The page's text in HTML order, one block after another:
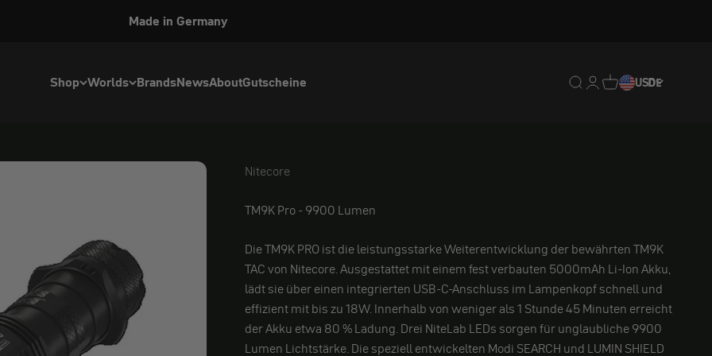
Made in Germany
Shop Worlds BrandsNewsAboutGutscheine Translation missing:
Translation missing:
Translation
USDDE
Nitecore
Nitecore
TM9K Pro - 9900 Lumen
Die TM9K PRO ist die leistungsstarke Weiterentwicklung der bewährten TM9K
TAC von Nitecore. Ausgestattet mit einem fest verbauten 5000mAh Li-Ion Akku,
lädt sie über einen integrierten USB-C-Anschluss im Lampenkopf schnell und
effizient mit bis zu 18W. Innerhalb von weniger als 1 Stunde 45 Minuten erreicht
der Akku etwa 80 % Ladung. Drei NiteLab LEDs sorgen für unglaubliche 9900
Lumen Lichtstärke. Die speziell entwickelten Modi SEARCH und LUMIN SHIELD